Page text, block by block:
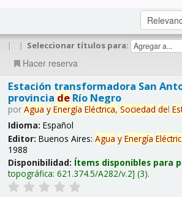
| | Seleccionar títulos para:
Hacer reserva
Estación transformadora San
provincia deRío Negro
por Agua y Energía Eléctrica, Sociedad del
Idioma: Español
Editor: Buenos Aires: Agua y Energía
1988
Disponibilidad: Ítems disponibles para
topográfica: 621.374.5/A282/v.2 (3).